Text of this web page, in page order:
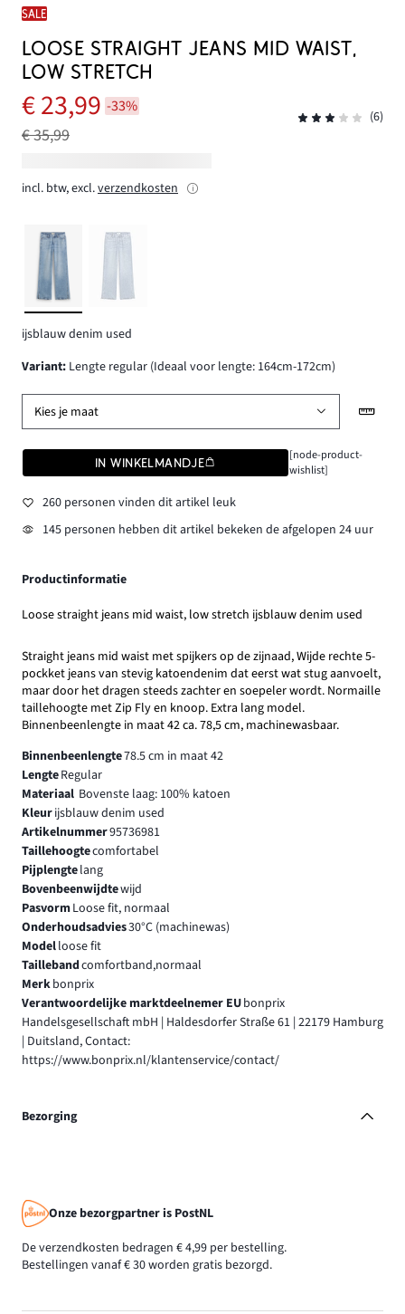
SALE
LOOSE STRAIGHT JEANS MID WAIST,
LOW STRETCH
€ 23,99 -33%
€ 35,99
(6)
incl. btw, excl.verzendkosten
ijsblauw denim used
Variant: Lengte regular (Ideaal voor lengte: 164cm-172cm)
Kies je maat
IN WINKELMANDJE
[node-product-
wishlist]
260 personen vinden dit artikel leuk
145 personen hebben dit artikel bekeken de afgelopen 24 uur
Productinformatie
Loose straight jeans mid waist, low stretch ijsblauw denim used
Straight jeans mid waist met spijkers op de zijnaad, Wijde rechte 5-
pockket jeans van stevig katoendenim dat eerst wat stug aanvoelt,
maar door het dragen steeds zachter en soepeler wordt. Normaille
taillehoogte met Zip Fly en knoop. Extra lang model.
Binnenbeenlengte in maat 42 ca. 78,5 cm, machinewasbaar.
Binnenbeenlengte78.5 cm in maat 42
LengteRegular
Materiaal Bovenste laag: 100% katoen
Kleurijsblauw denim used
Artikelnummer95736981
Taillehoogtecomfortabel
Pijplengtelang
Bovenbeenwijdtewijd
PasvormLoose fit, normaal
Onderhoudsadvies30°C (machinewas)
Modelloose fit
Taillebandcomfortband,normaal
Merkbonprix
Verantwoordelijke marktdeelnemer EUbonprix
Handelsgesellschaft mbH | Haldesdorfer Straße 61 | 22179 Hamburg
| Duitsland, Contact:
https://www.bonprix.nl/klantenservice/contact/
Bezorging
Onze bezorgpartner is PostNL
De verzendkosten bedragen € 4,99 per bestelling.
Bestellingen vanaf € 30 worden gratis bezorgd.